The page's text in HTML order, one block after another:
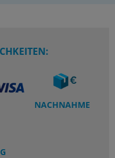
NACHNAHME